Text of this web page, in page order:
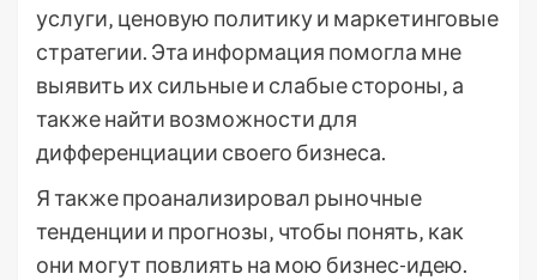
услуги‚ ценовую политику и маркетинговые
стратегии. Эта информация помогла мне
выявить их сильные и слабые стороны‚ а
также найти возможности для
дифференциации своего бизнеса.
Я также проанализировал рыночные
тенденции и прогнозы‚ чтобы понять‚ как
они могут повлиять на мою бизнес-идею.